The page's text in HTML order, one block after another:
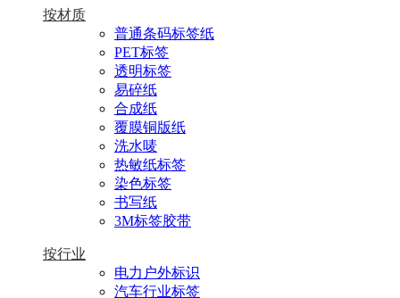
按材质
普通条码标签纸
PET标签
透明标签
易碎纸
合成纸
覆膜铜版纸
洗水唛
热敏纸标签
染色标签
书写纸
3M标签胶带
按行业
电力户外标识
汽车行业标签